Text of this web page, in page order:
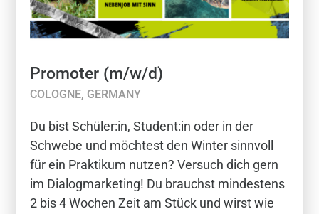
Promoter (m/w/d)
COLOGNE, GERMANY
Du bist Schüler:in, Student:in oder in der
Schwebe und möchtest den Winter sinnvoll
für ein Praktikum nutzen? Versuch dich gern
im Dialogmarketing! Du brauchst mindestens
2 bis 4 Wochen Zeit am Stück und wirst wie